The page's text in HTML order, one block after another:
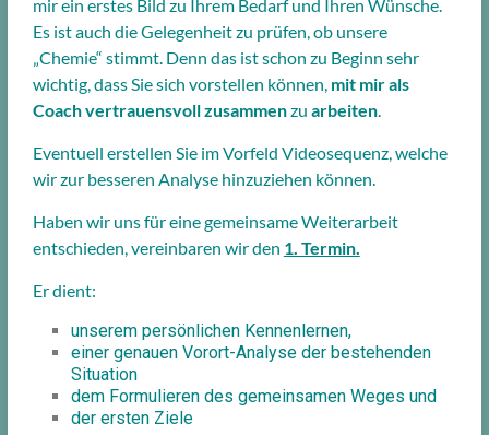
mir ein erstes Bild zu Ihrem Bedarf und Ihren Wünsche.
Es ist auch die Gelegenheit zu prüfen, ob unsere
„Chemie“ stimmt. Denn das ist schon zu Beginn sehr
wichtig, dass Sie sich vorstellen können, mit mir als
Coach vertrauensvoll zusammenzu arbeiten.
Eventuell erstellen Sie im Vorfeld Videosequenz, welche
wir zur besseren Analyse hinzuziehen können.
Haben wir uns für eine gemeinsame Weiterarbeit
entschieden, vereinbaren wir den 1. Termin.
Er dient:
unserem persönlichen Kennenlernen,
einer genauen Vorort-Analyse der bestehenden
Situation
dem Formulieren des gemeinsamen Weges und
der ersten Ziele